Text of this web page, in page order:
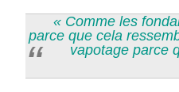
« Comme les
parce que cela
vapotage parce